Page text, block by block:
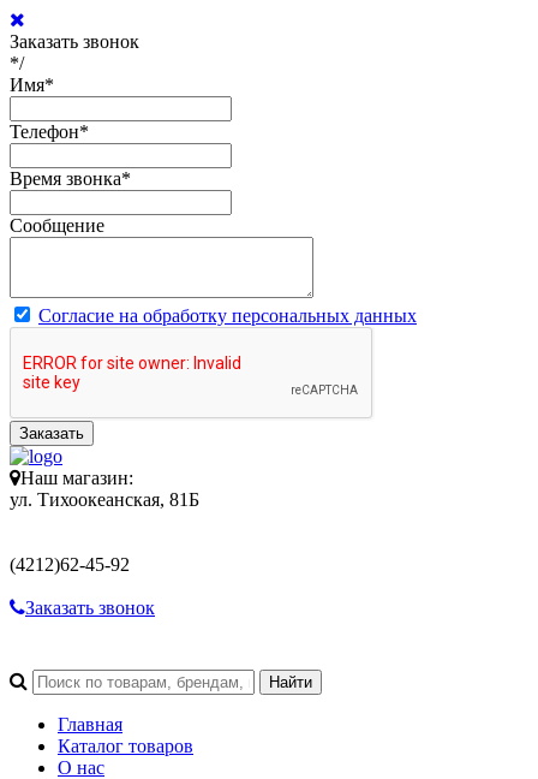
Заказать звонок
*/
Имя*
Телефон*
Время звонка*
Сообщение
Согласие на обработку персональных данных
Заказать
Наш магазин:
ул. Тихоокеанская, 81Б
(4212)62-45-92
Заказать звонок
Главная
Каталог товаров
О нас